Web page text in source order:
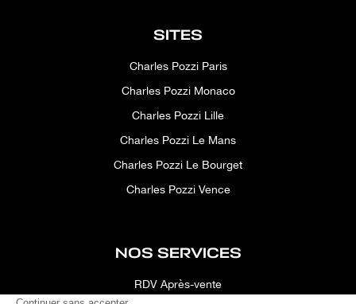
SITES
Charles Pozzi Paris
Charles Pozzi Monaco
Charles Pozzi Lille
Charles Pozzi Le Mans
Charles Pozzi Le Bourget
Charles Pozzi Vence
NOS SERVICES
RDV Après-vente